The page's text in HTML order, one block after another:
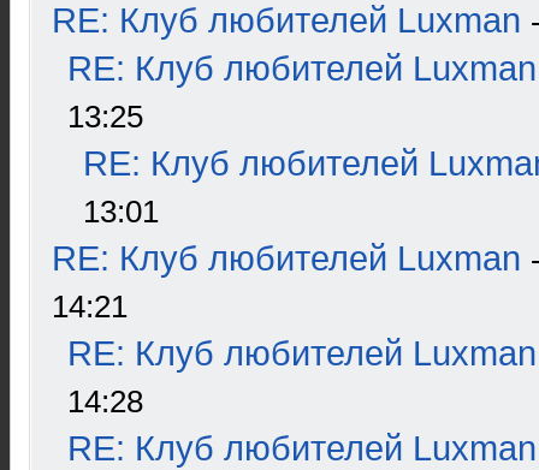
RE: Клуб любителей Luxman
RE: Клуб любителей Luxman
13:25
RE: Клуб любителей
13:01
RE: Клуб любителей Luxman
14:21
RE: Клуб любителей Luxman
14:28
RE: Клуб любителей Luxman